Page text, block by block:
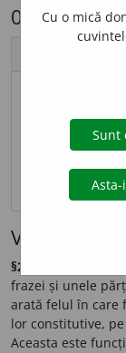
05. Virgula
1.1 ÎN
1.2 ÎN
VIRGULA
§214.
frazei și unele
arată felul în care
lor constitutive,
Aceasta este
Cu o mică